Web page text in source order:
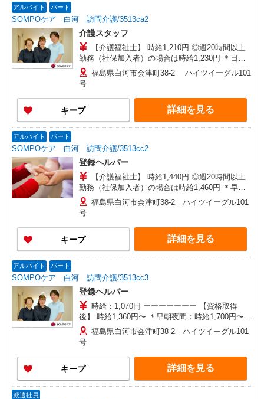
アルバイト パート
SOMPOケア 白河 訪問介護/3513ca2
介護スタッフ
【介護福祉士】 時給1,210円 ◎週20時間以上
勤務（社保加入者）の場合は時給1,230円 ＊日曜
祝日：時給1,510円〜 【実務者研修・初任者研修
（ヘルパー1級・2級）】 時給1,130円 ◎週20時間
以上勤務（社保加入者）の場合は時給1,150円〜
＊日曜祝日：時給1,430円〜 ◎身体介助、生活援
助が同時給
福島県白河市会津町38-2 ハイツイーグル101
号
キープ 詳細を見る
アルバイト パート
SOMPOケア 白河 訪問介護/3513cc2
登録ヘルパー
【介護福祉士】 時給1,440円 ◎週20時間以上
勤務（社保加入者）の場合は時給1,460円 ＊早朝
夜間（〜8:00、18:00〜）：時給1,800円〜 ＊日曜
祝日：時給1,740円〜 【実務者研修・初任者研修
（ヘルパー1級・2級）】 時給1,360円 ◎週20時間
以上勤務（社保加入者）の場合は時給1,380円〜
＊早朝夜間（〜8:00、18:00〜）：時給1,700円〜
＊日曜祝日：時給1,660円〜 ◎身体介助、生活援
給
福島県白河市会津町38-2 ハイツイーグル101
号
キープ 詳細を見る
アルバイト パート
SOMPOケア 白河 訪問介護/3513cc3
登録ヘルパー
時給：1,070円 ーーーーーーー 【資格取得
後】 時給1,360円〜 ＊早朝夜間：時給1,700円〜
＊日曜祝日：時給1,660円〜 ーーーーーーー
福島県白河市会津町38-2 ハイツイーグル101
号
キープ 詳細を見る
派遣社員